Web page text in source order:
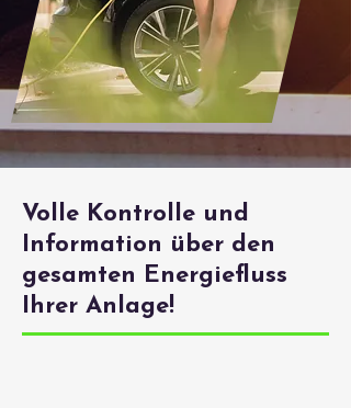
Volle Kontrolle und
Information über den
gesamten Energiefluss
Ihrer Anlage!